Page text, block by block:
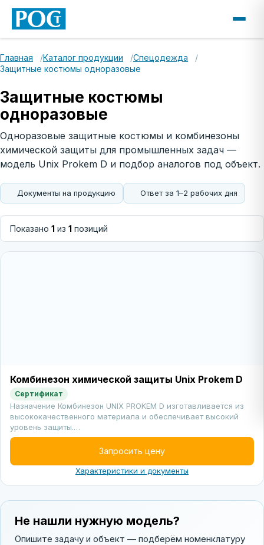
Главная Каталог продукции
Спецодежда
Защитные костюмы одноразовые
Защитные костюмы
одноразовые
Одноразовые защитные костюмы и комбинезоны
химической защиты для промышленных задач —
модель Unix Prokem D и подбор аналогов под объект.
Документы на продукцию Ответ за 1–2 рабочих дня
Позиции раздела
Показано 1 из 1 позиций
Комбинезон химической защиты Unix Prokem D
Сертификат
Назначение Комбинезон UNIX PROKEM D изготавливается из
высококачественного материала и обеспечивает высокий
уровень защиты.…
Запросить цену
Характеристики и документы
Не нашли нужную модель?
Опишите задачу и объект — подберём номенклатуру